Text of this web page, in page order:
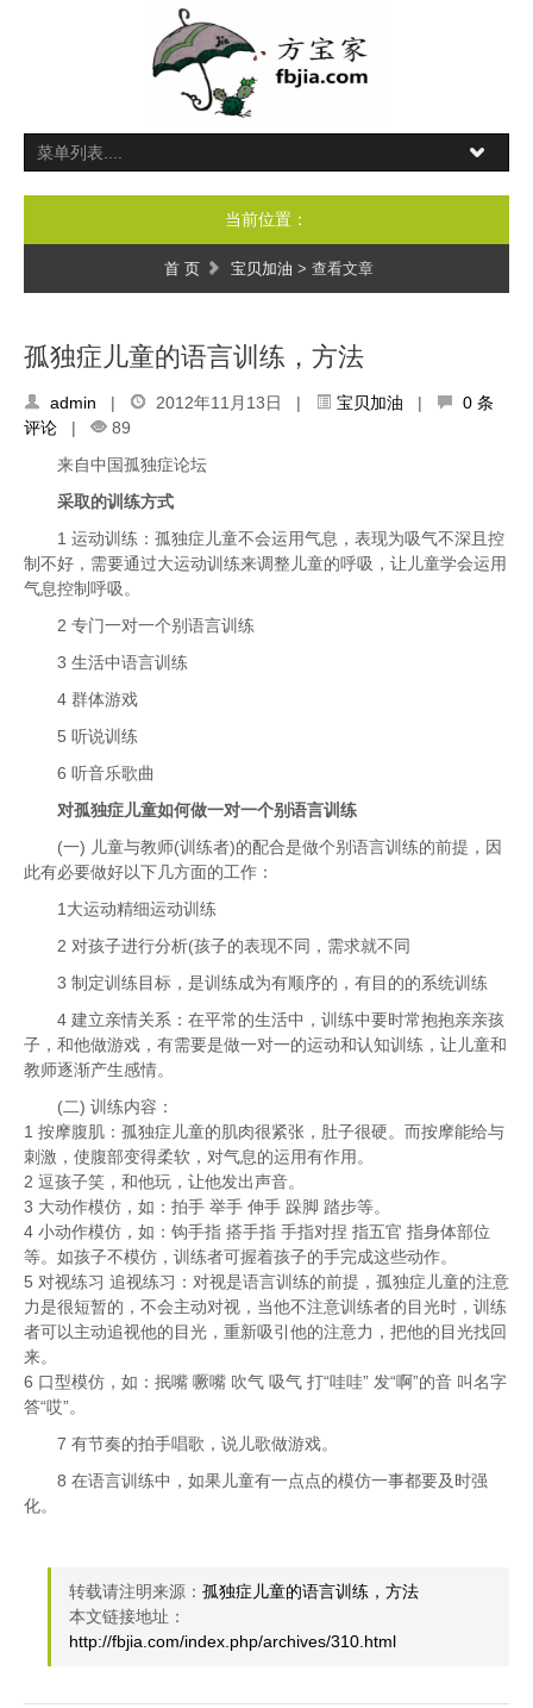
当前位置：
首 页 宝贝加油 > 查看文章
孤独症儿童的语言训练，方法
admin | 2012年11月13日 | 宝贝加油 |
0 条
评论 |
89
来自中国孤独症论坛
采取的训练方式
1 运动训练：孤独症儿童不会运用气息，表现为吸气不深且控
制不好，需要通过大运动训练来调整儿童的呼吸，让儿童学会运用
气息控制呼吸。
2 专门一对一个别语言训练
3 生活中语言训练
4 群体游戏
5 听说训练
6 听音乐歌曲
对孤独症儿童如何做一对一个别语言训练
(一) 儿童与教师(训练者)的配合是做个别语言训练的前提，因
此有必要做好以下几方面的工作：
1大运动精细运动训练
2 对孩子进行分析(孩子的表现不同，需求就不同
3 制定训练目标，是训练成为有顺序的，有目的的系统训练
4 建立亲情关系：在平常的生活中，训练中要时常抱抱亲亲孩
子，和他做游戏，有需要是做一对一的运动和认知训练，让儿童和
教师逐渐产生感情。
(二) 训练内容：
1 按摩腹肌：孤独症儿童的肌肉很紧张，肚子很硬。而按摩能给与
刺激，使腹部变得柔软，对气息的运用有作用。
2 逗孩子笑，和他玩，让他发出声音。
3 大动作模仿，如：拍手 举手 伸手 跺脚 踏步等。
4 小动作模仿，如：钩手指 搭手指 手指对捏 指五官 指身体部位
等。如孩子不模仿，训练者可握着孩子的手完成这些动作。
5 对视练习 追视练习：对视是语言训练的前提，孤独症儿童的注意
力是很短暂的，不会主动对视，当他不注意训练者的目光时，训练
者可以主动追视他的目光，重新吸引他的注意力，把他的目光找回
来。
6 口型模仿，如：抿嘴 噘嘴 吹气 吸气 打“哇哇” 发“啊”的音 叫名字
答“哎”。
7 有节奏的拍手唱歌，说儿歌做游戏。
8 在语言训练中，如果儿童有一点点的模仿一事都要及时强
化。
转载请注明来源： 孤独症儿童的语言训练，方法
本文链接地址：
http://fbjia.com/index.php/archives/310.html